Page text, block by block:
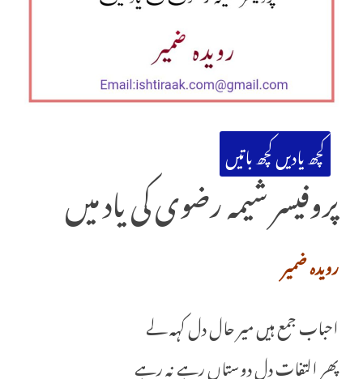
کچھ یادیں کچھ باتیں
پروفیسر شیمہ رضوی کی یاد میں
رویدہ ضمیر
احباب جمع ہیں میر حال دل کہہ لے
پھر التفات دلِ دوستاں رہے نہ رہے